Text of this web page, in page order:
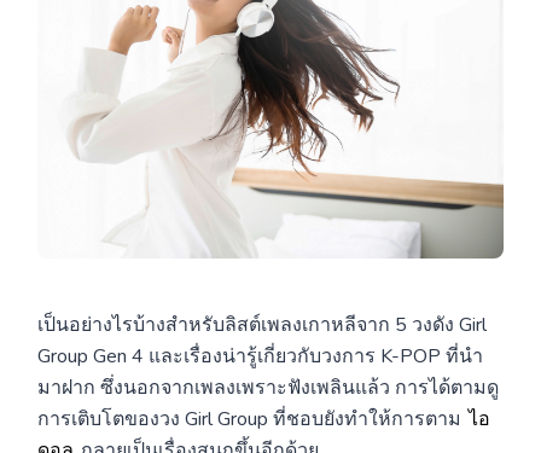
เป็นอย่างไรบ้างสำหรับลิสต์เพลงเกาหลีจาก 5 วงดัง Girl
Group Gen 4 และเรื่องน่ารู้เกี่ยวกับวงการ K-POP ที่นำ
มาฝาก ซึ่งนอกจากเพลงเพราะฟังเพลินแล้ว การได้ตามดู
การเติบโตของวง Girl Group ที่ชอบยังทำให้การตาม ไอ